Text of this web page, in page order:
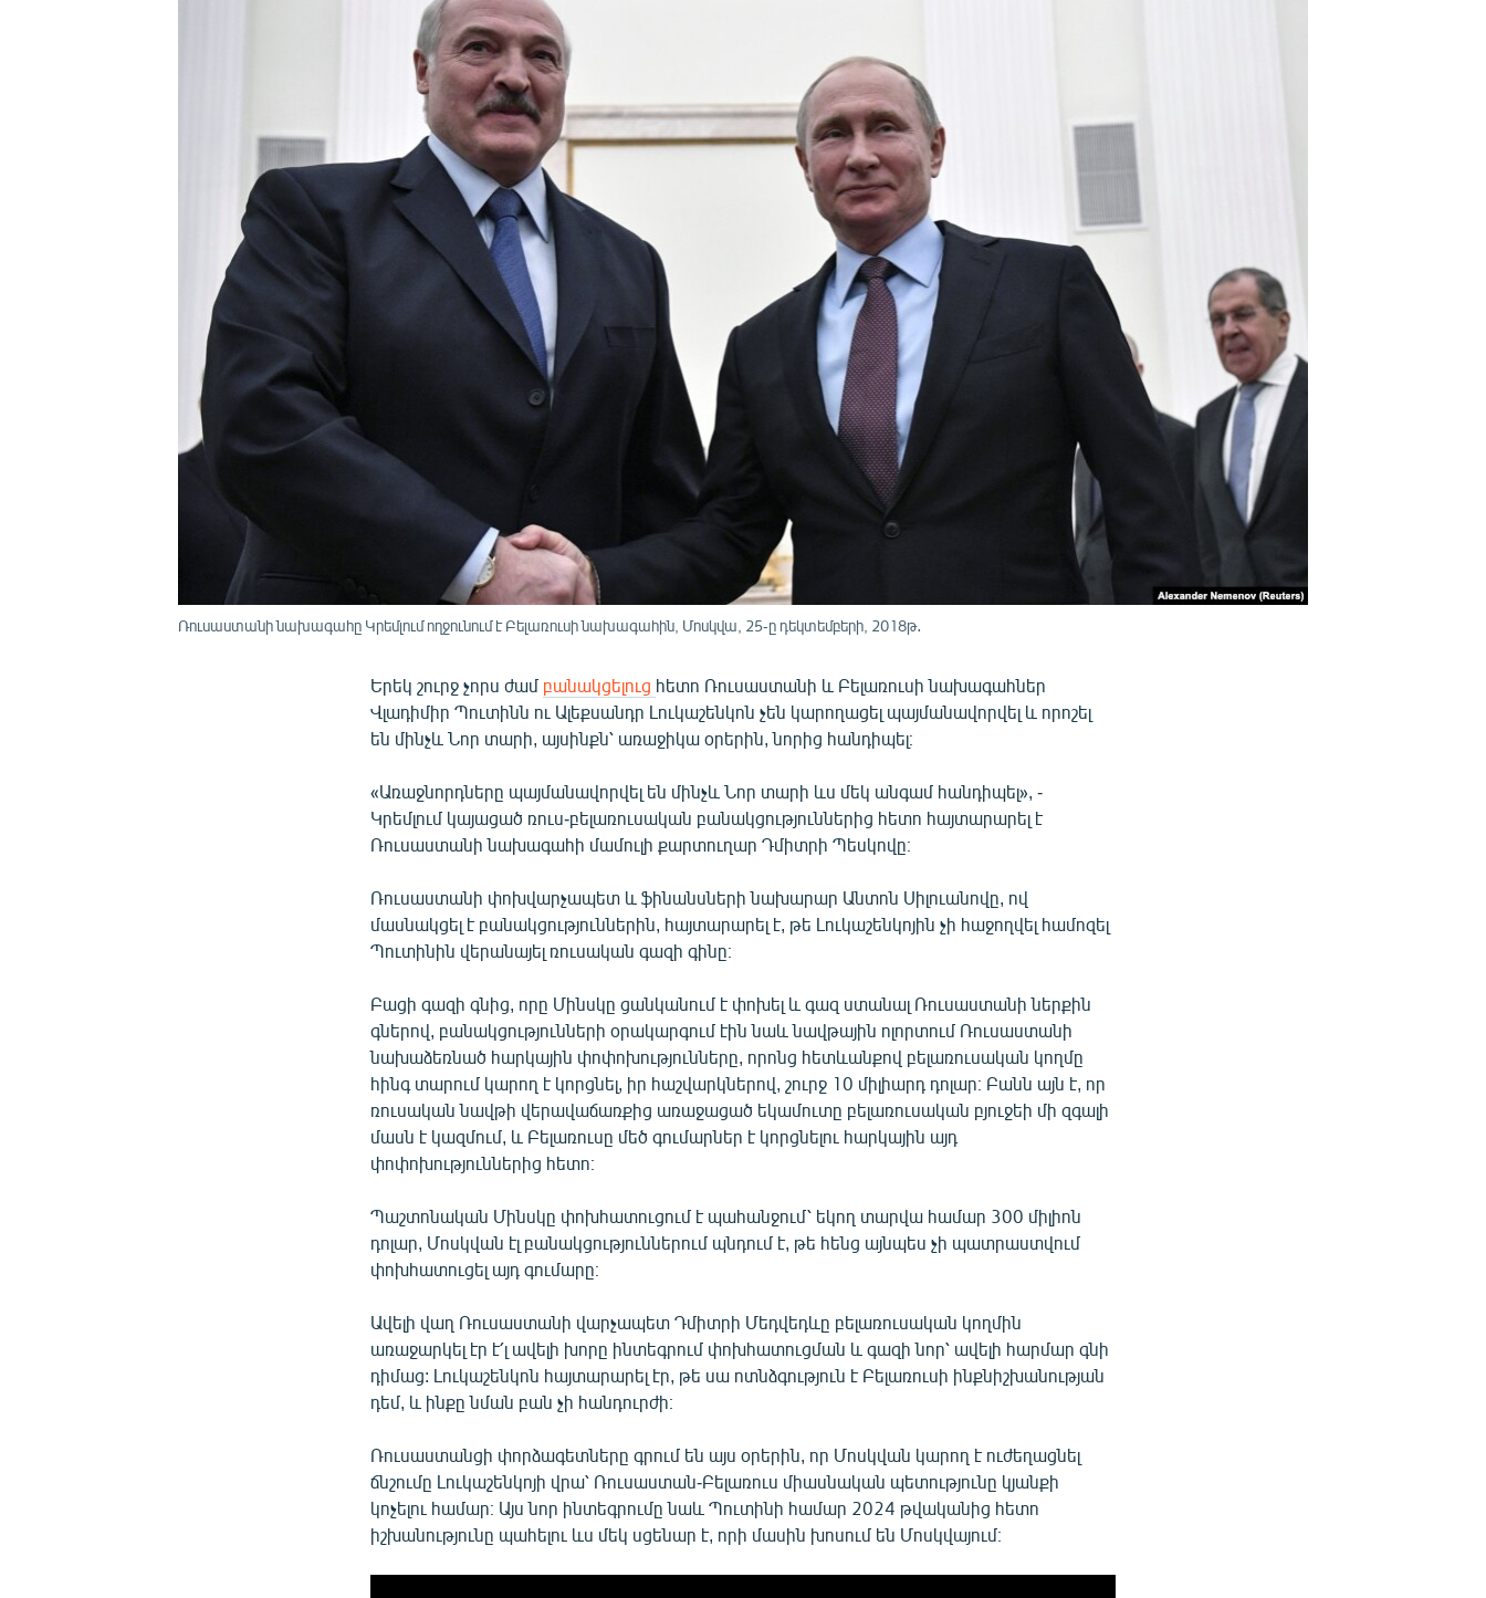
ՁԳՏԵԼՈՎ ԼԱՎԱԳՈՒՅՆԻՆ
Ռուսաստանի նախագահը Կրեմլում ողջունում է Բելառուսի նախագահին, Մոսկվա, 25-ը դեկտեմբերի, 2018թ․
Երեկ շուրջ չորս ժամ բանակցելուց հետո Ռուսաստանի և Բելառուսի նախագահներ
Վլադիմիր Պուտինն ու Ալեքսանդր Լուկաշենկոն չեն կարողացել պայմանավորվել և որոշել
են մինչև Նոր տարի, այսինքն՝ առաջիկա օրերին, նորից հանդիպել։
«Առաջնորդները պայմանավորվել են մինչև Նոր տարի ևս մեկ անգամ հանդիպել», -
Կրեմլում կայացած ռուս-բելառուսական բանակցություններից հետո հայտարարել է
Ռուսաստանի նախագահի մամուլի քարտուղար Դմիտրի Պեսկովը։
Ռուսաստանի փոխվարչապետ և ֆինանսների նախարար Անտոն Սիլուանովը, ով
մասնակցել է բանակցություններին, հայտարարել է, թե Լուկաշենկոյին չի հաջողվել համոզել
Պուտինին վերանայել ռուսական գազի գինը։
Բացի գազի գնից, որը Մինսկը ցանկանում է փոխել և գազ ստանալ Ռուսաստանի ներքին
գներով, բանակցությունների օրակարգում էին նաև նավթային ոլորտում Ռուսաստանի
նախաձեռնած հարկային փոփոխությունները, որոնց հետևանքով բելառուսական կողմը
հինգ տարում կարող է կորցնել, իր հաշվարկներով, շուրջ 10 միլիարդ դոլար։ Բանն այն է, որ
ռուսական նավթի վերավաճառքից առաջացած եկամուտը բելառուսական բյուջեի մի զգալի
մասն է կազմում, և Բելառուսը մեծ գումարներ է կորցնելու հարկային այդ
փոփոխություններից հետո։
Պաշտոնական Մինսկը փոխհատուցում է պահանջում՝ եկող տարվա համար 300 միլիոն
դոլար, Մոսկվան էլ բանակցություններում պնդում է, թե հենց այնպես չի պատրաստվում
փոխհատուցել այդ գումարը։
Ավելի վաղ Ռուսաստանի վարչապետ Դմիտրի Մեդվեդևը բելառուսական կողմին
առաջարկել էր է՛լ ավելի խորը ինտեգրում փոխհատուցման և գազի նոր՝ ավելի հարմար գնի
դիմաց: Լուկաշենկոն հայտարարել էր, թե սա ոտնձգություն է Բելառուսի ինքնիշխանության
դեմ, և ինքը նման բան չի հանդուրժի։
Ռուսաստանցի փորձագետները գրում են այս օրերին, որ Մոսկվան կարող է ուժեղացնել
ճնշումը Լուկաշենկոյի վրա՝ Ռուսաստան-Բելառուս միասնական պետությունը կյանքի
կոչելու համար։ Այս նոր ինտեգրումը նաև Պուտինի համար 2024 թվականից հետո
իշխանությունը պահելու ևս մեկ սցենար է, որի մասին խոսում են Մոսկվայում։